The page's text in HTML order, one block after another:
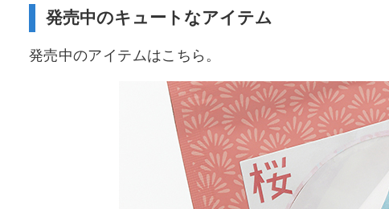
発売中のキュートなアイテム
発売中のアイテムはこちら。